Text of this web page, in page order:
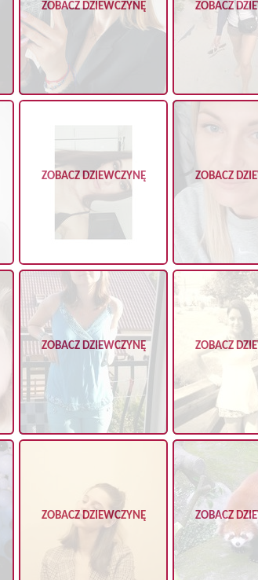
ZOBACZ DZIEWCZYNĘ ZOBACZ
ZOBACZ DZIEWCZYNĘ ZOBACZ
ZOBACZ DZIEWCZYNĘ ZOBACZ
ZOBACZ DZIEWCZYNĘ ZOBACZ